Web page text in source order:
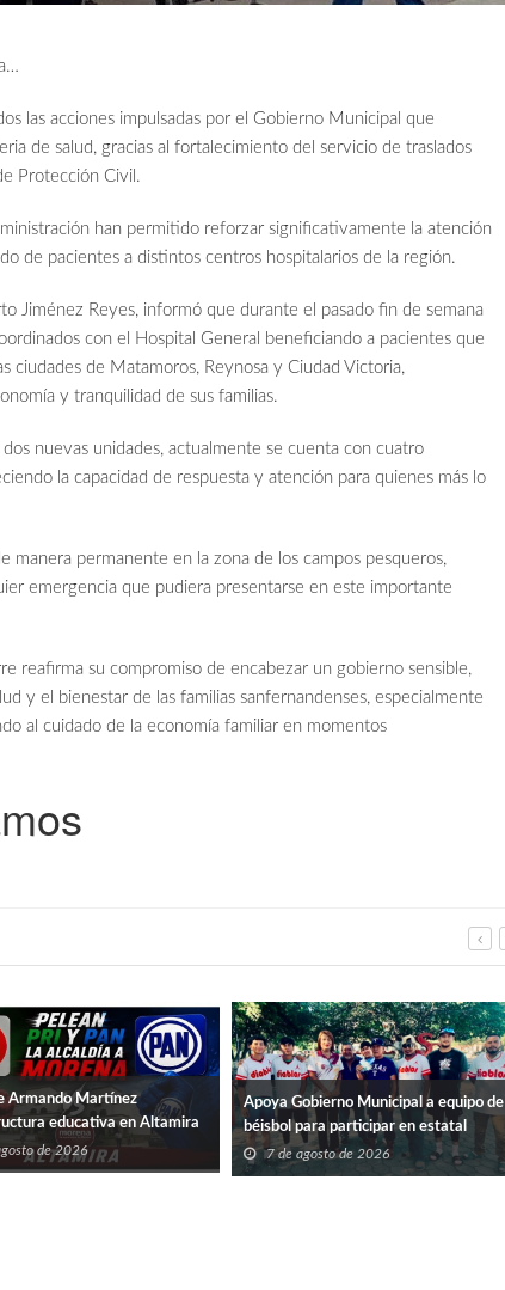
las acciones impulsadas por el Gobierno Municipal que
de salud, gracias al fortalecimiento del servicio de traslados
Protección Civil.
han permitido reforzar significativamente la atención
de pacientes a distintos centros hospitalarios de la región.
Jiménez Reyes, informó que durante el pasado fin de semana
con el Hospital General beneficiando a pacientes que
ciudades de Matamoros, Reynosa y Ciudad Victoria,
y tranquilidad de sus familias.
nuevas unidades, actualmente se cuenta con cuatro
la capacidad de respuesta y atención para quienes más lo
manera permanente en la zona de los campos pesqueros,
emergencia que pudiera presentarse en este importante
reafirma su compromiso de encabezar un gobierno sensible,
y el bienestar de las familias sanfernandenses, especialmente
al cuidado de la economía familiar en momentos
Armando Martínez
educativa en Altamira
de 2026
Apoya Gobierno Municipal a equipo de
béisbol para participar en estatal
7 de agosto de 2026